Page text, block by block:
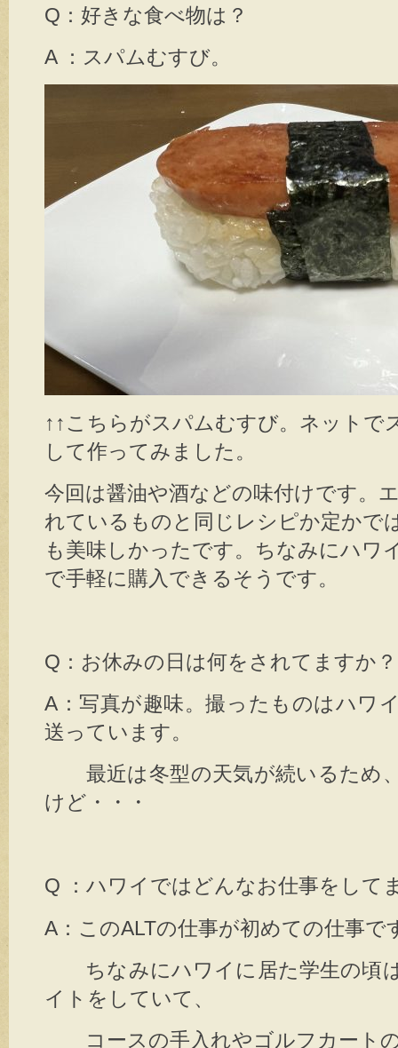
Q：好きな食べ物は？
A ：スパムむすび。
↑↑こちらがスパムむすび。ネットで
して作ってみました。
今回は醤油や酒などの味付けです。
れているものと同じレシピか定かで
も美味しかったです。ちなみにハワ
で手軽に購入できるそうです。
Q：お休みの日は何をされてますか？
A：写真が趣味。撮ったものはハワ
送っています。
最近は冬型の天気が続いるため
けど・・・
Q ：ハワイではどんなお仕事をして
A：このALTの仕事が初めての仕事で
ちなみにハワイに居た学生の頃
イトをしていて、
コースの手入れやゴルフカート